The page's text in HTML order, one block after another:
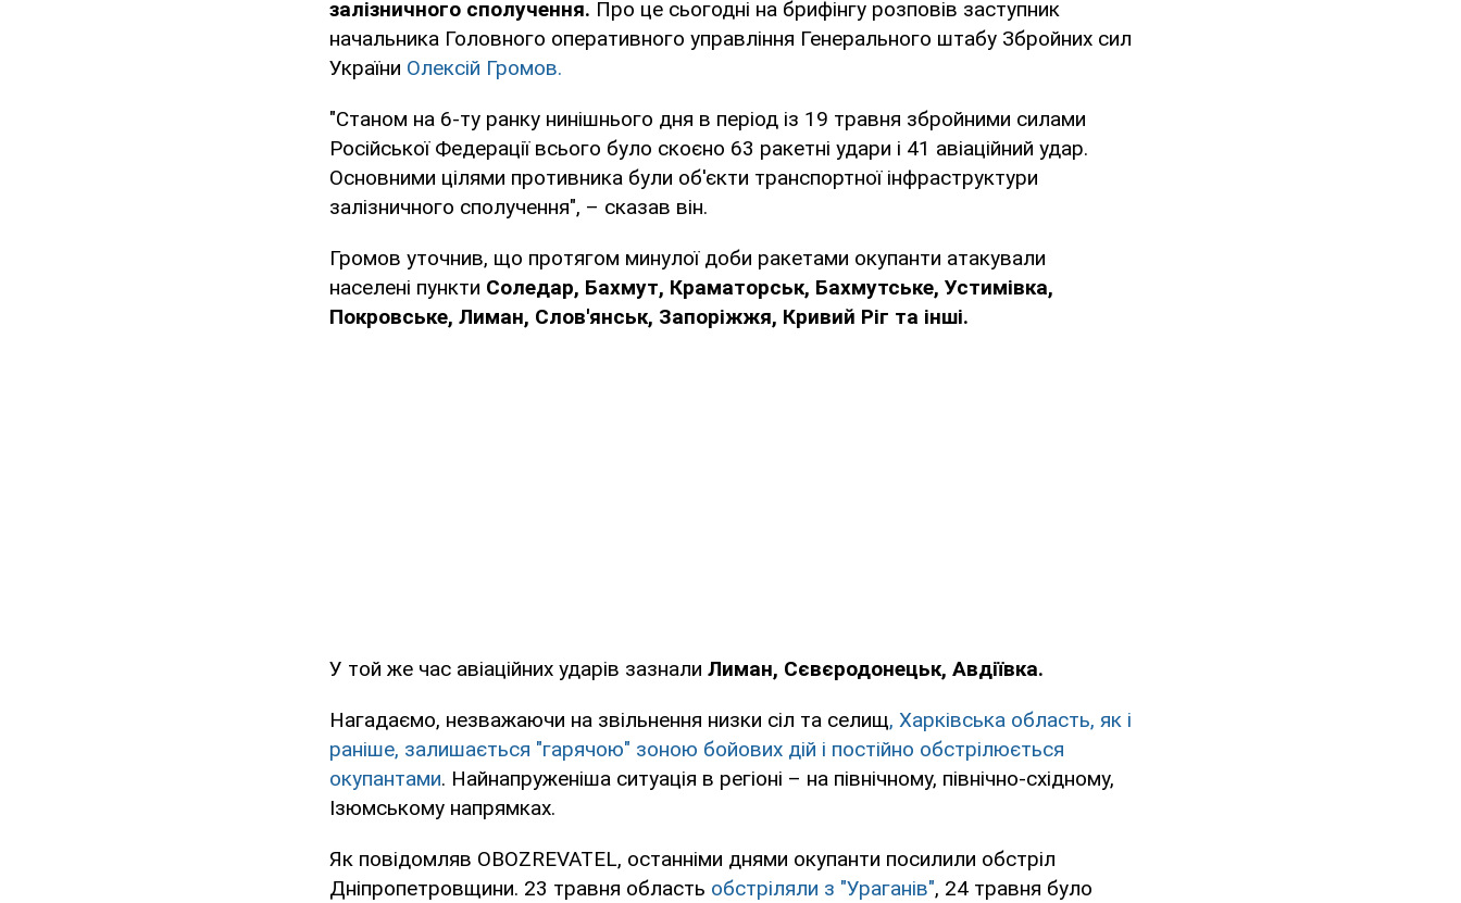
залізничного сполучення. Про це сьогодні на брифінгу розповів заступник
начальника Головного оперативного управління Генерального штабу Збройних сил
України Олексій Громов.
"Станом на 6-ту ранку нинішнього дня в період із 19 травня збройними силами
Російської Федерації всього було скоєно 63 ракетні удари і 41 авіаційний удар.
Основними цілями противника були об'єкти транспортної інфраструктури
залізничного сполучення", – сказав він.
Громов уточнив, що протягом минулої доби ракетами окупанти атакували
населені пункти Соледар, Бахмут, Краматорськ, Бахмутське, Устимівка,
Покровське, Лиман, Слов'янськ, Запоріжжя, Кривий Ріг та інші.
У той же час авіаційних ударів зазнали Лиман, Сєвєродонецьк, Авдіївка.
Нагадаємо, незважаючи на звільнення низки сіл та селищ, Харківська область, як і
раніше, залишається "гарячою" зоною бойових дій і постійно обстрілюється
окупантами. Найнапруженіша ситуація в регіоні – на північному, північно-східному,
Ізюмському напрямках.
Як повідомляв OBOZREVATEL, останніми днями окупанти посилили обстріл
Дніпропетровщини. 23 травня область обстріляли з "Ураганів", 24 травня було